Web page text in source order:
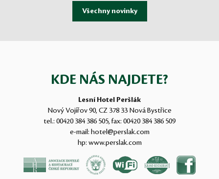
KDE NÁS NAJDETE?
Lesní Hotel Peršlák
Nový Vojířov 90, CZ 378 33 Nová Bystřice
tel.: 00420 384 386 505, fax: 00420 384 386 509
e-mail: hotel@perslak.com
hp: www.perslak.com